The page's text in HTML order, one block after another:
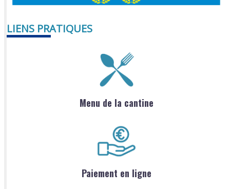
LIENS PRATIQUES
Menu de la cantine
Paiement en ligne